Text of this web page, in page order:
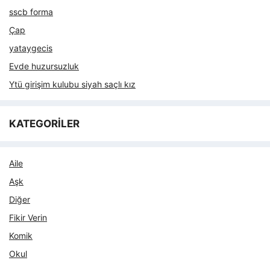
sscb forma
Çap
yataygecis
Evde huzursuzluk
Ytü girişim kulubu siyah saçlı kız
KATEGORİLER
Aile
Aşk
Diğer
Fikir Verin
Komik
Okul